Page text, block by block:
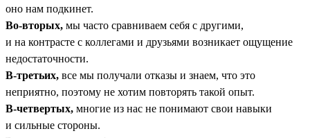
оно нам подкинет.
Во-вторых, мы часто сравниваем себя с другими,
и на контрасте с коллегами и друзьями возникает ощущение
недостаточности.
В-третьих, все мы получали отказы и знаем, что это
неприятно, поэтому не хотим повторять такой опыт.
В-четвертых, многие из нас не понимают свои навыки
и сильные стороны.